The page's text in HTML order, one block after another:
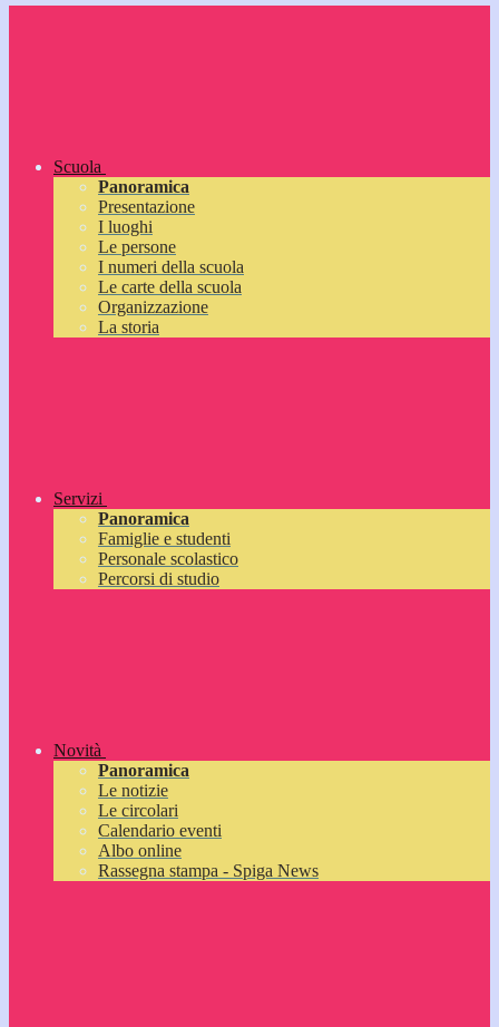
Scuola
Panoramica
Presentazione
I luoghi
Le persone
I numeri della scuola
Le carte della scuola
Organizzazione
La storia
Servizi
Panoramica
Famiglie e studenti
Personale scolastico
Percorsi di studio
Novità
Panoramica
Le notizie
Le circolari
Calendario eventi
Albo online
Rassegna stampa - Spiga News